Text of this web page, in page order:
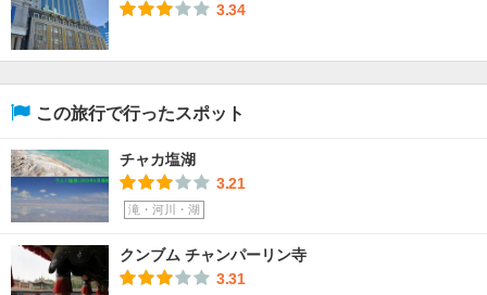
3.34
この旅行で行ったスポット
チャカ塩湖
3.21
滝・河川・湖
クンブム チャンパーリン寺
3.31